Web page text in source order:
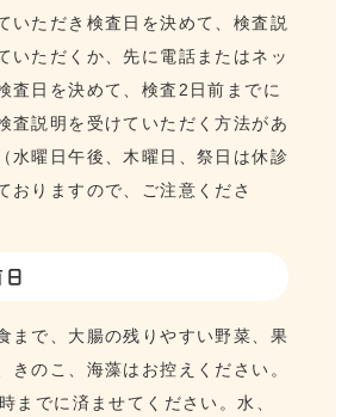
いただき検査日を決めて、検査説
いただくか、先に電話またはネッ
査日を決めて、検査2日前までに
査説明を受けていただく方法があ
水曜日午後、木曜日、祭日は休診
おりますので、ご注意くださ
まで、大腸の残りやすい野菜、果
きのこ、海藻はお控えください。
までに済ませてください。水、